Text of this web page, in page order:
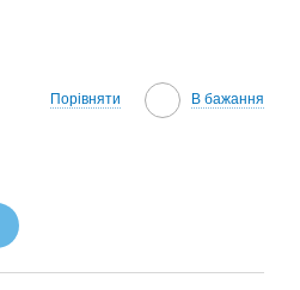
Порівняти В бажання